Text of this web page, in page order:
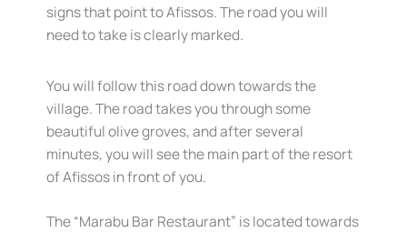
signs that point to Afissos. The road you will
need to take is clearly marked.
You will follow this road down towards the
village. The road takes you through some
beautiful olive groves, and after several
minutes, you will see the main part of the resort
of Afissos in front of you.
The “Marabu Bar Restaurant” is located towards